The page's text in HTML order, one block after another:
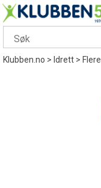
Klubben.no> Idrett>